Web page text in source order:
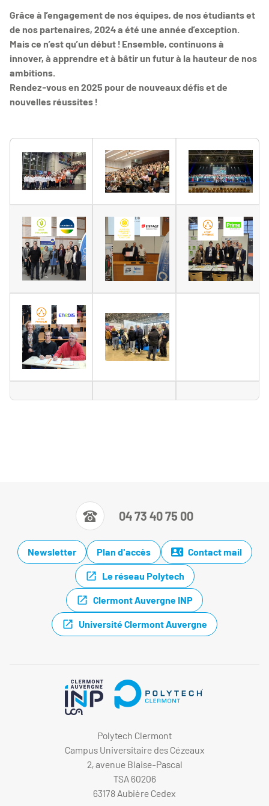
Grâce à l’engagement de nos équipes, de nos étudiants et
de nos partenaires, 2024 a été une année d’exception.
Mais ce n’est qu’un début ! Ensemble, continuons à
innover, à apprendre et à bâtir un futur à la hauteur de nos
ambitions.
Rendez-vous en 2025 pour de nouveaux défis et de
nouvelles réussites !
04 73 40 75 00
Newsletter Plan d'accès Contact mail
Le réseau Polytech
Clermont Auvergne INP
Université Clermont Auvergne
Polytech Clermont
Campus Universitaire des Cézeaux
2, avenue Blaise-Pascal
TSA 60206
63178 Aubière Cedex